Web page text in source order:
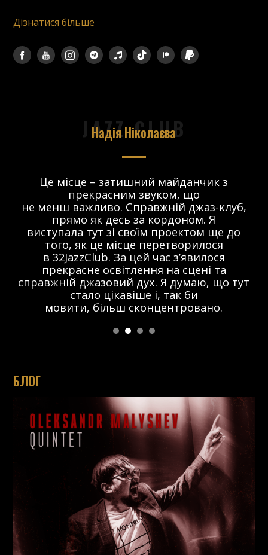
Дізнатися більше
JAZZ CLUB
Надія Ніколаєва
Це місце – затишний майданчик з
прекрасним звуком, що
не менш важливо. Справжній джаз-клуб,
прямо як десь за кордоном. Я
виступала тут зі своїм проектом ще до
того, як це місце перетворилося
в 32JazzClub. За цей час з’явилося
прекрасне освітлення на сцені та
справжній джазовий дух. Я думаю, що тут
стало цікавіше і, так би
мовити, більш сконцентровано.
БЛОГ